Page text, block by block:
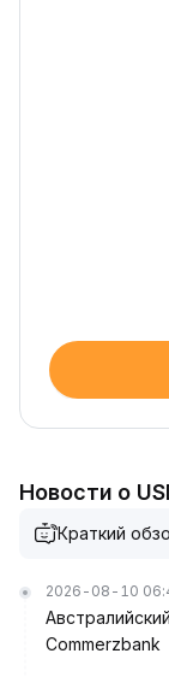
Новости о
Краткий
2026-08-10
Commerzbank